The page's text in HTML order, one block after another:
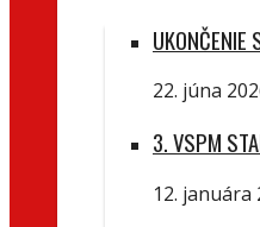
UKONČENIE
22. júna
3. VSPM
12. januára